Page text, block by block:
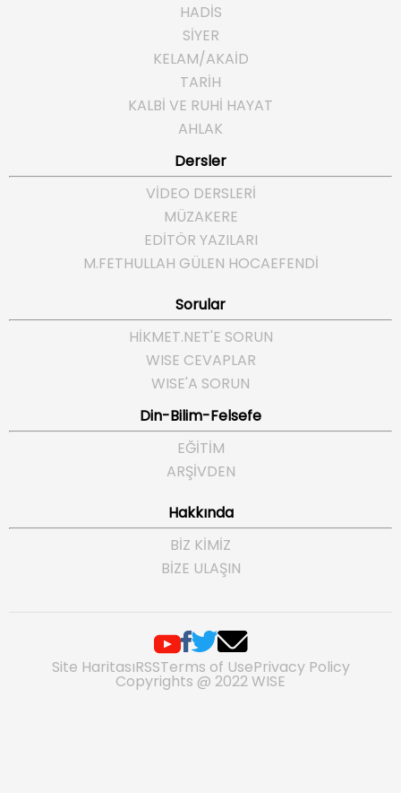
HADİS
SİYER
KELAM/AKAİD
TARİH
KALBİ VE RUHİ HAYAT
AHLAK
Dersler
VİDEO DERSLERİ
MÜZAKERE
EDİTÖR YAZILARI
M.FETHULLAH GÜLEN HOCAEFENDI
Sorular
HIKMET.NET'E SORUN
WISE CEVAPLAR
WISE'A SORUN
Din-Bilim-Felsefe
EĞITIM
ARŞIVDEN
Hakkında
BIZ KIMIZ
BIZE ULAŞIN
Copyrights @ 2022 WISE
Site HaritasıRSSTerms of UsePrivacy Policy